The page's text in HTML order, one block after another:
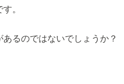
。
るのではないでしょうか？